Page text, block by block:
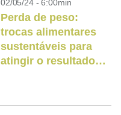
02/05/24 - 6:00min
Perda de peso:
trocas alimentares
sustentáveis para
atingir o resultado